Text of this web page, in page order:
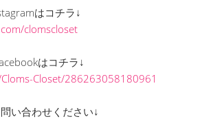
はコチラ↓
clomscloset
はコチラ↓
Closet/286263058180961
い合わせください↓